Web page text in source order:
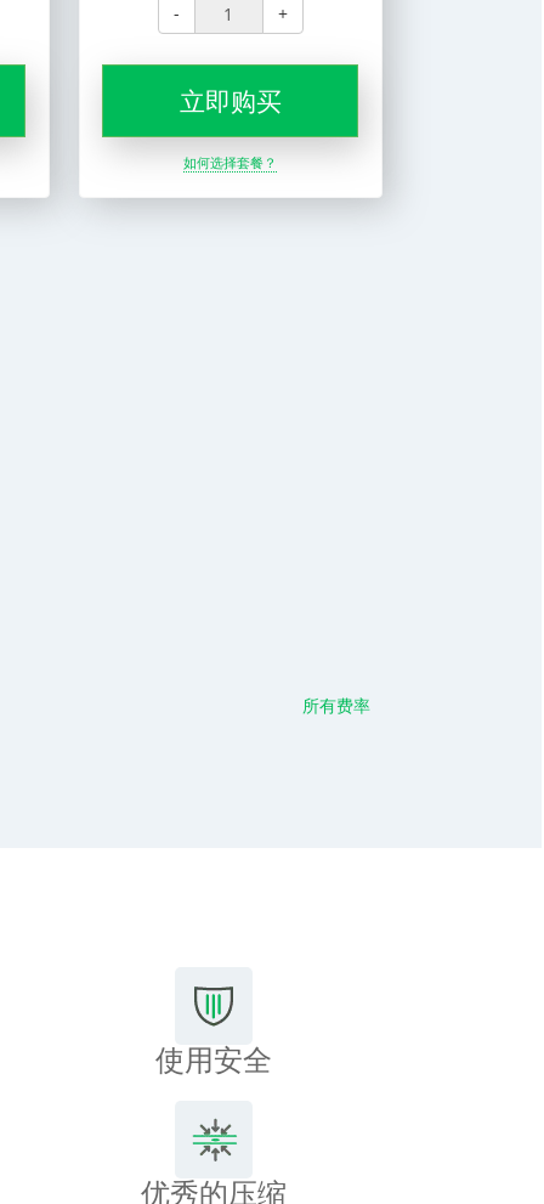
- +
立即购买
如何选择套餐？
所有费率
使用安全
优秀的压缩